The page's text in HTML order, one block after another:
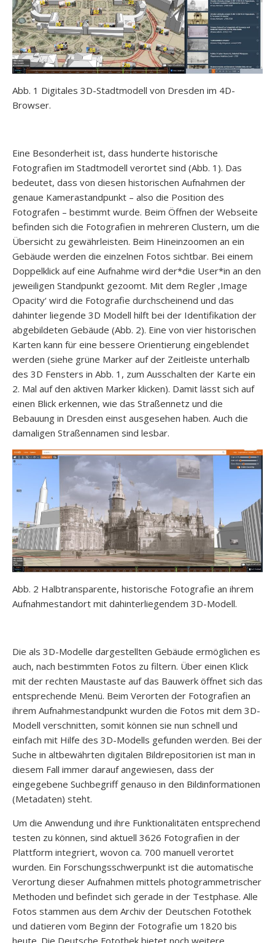
Abb. 1 Digitales 3D-Stadtmodell von Dresden im 4D-
Browser.
Eine Besonderheit ist, dass hunderte historische
Fotografien im Stadtmodell verortet sind (Abb. 1). Das
bedeutet, dass von diesen historischen Aufnahmen der
genaue Kamerastandpunkt – also die Position des
Fotografen – bestimmt wurde. Beim Öffnen der Webseite
befinden sich die Fotografien in mehreren Clustern, um die
Übersicht zu gewährleisten. Beim Hineinzoomen an ein
Gebäude werden die einzelnen Fotos sichtbar. Bei einem
Doppelklick auf eine Aufnahme wird der*die User*in an den
jeweiligen Standpunkt gezoomt. Mit dem Regler ‚Image
Opacity‘ wird die Fotografie durchscheinend und das
dahinter liegende 3D Modell hilft bei der Identifikation der
abgebildeten Gebäude (Abb. 2). Eine von vier historischen
Karten kann für eine bessere Orientierung eingeblendet
werden (siehe grüne Marker auf der Zeitleiste unterhalb
des 3D Fensters in Abb. 1, zum Ausschalten der Karte ein
2. Mal auf den aktiven Marker klicken). Damit lässt sich auf
einen Blick erkennen, wie das Straßennetz und die
Bebauung in Dresden einst ausgesehen haben. Auch die
damaligen Straßennamen sind lesbar.
Abb. 2 Halbtransparente, historische Fotografie an ihrem
Aufnahmestandort mit dahinterliegendem 3D-Modell.
Die als 3D-Modelle dargestellten Gebäude ermöglichen es
auch, nach bestimmten Fotos zu filtern. Über einen Klick
mit der rechten Maustaste auf das Bauwerk öffnet sich das
entsprechende Menü. Beim Verorten der Fotografien an
ihrem Aufnahmestandpunkt wurden die Fotos mit dem 3D-
Modell verschnitten, somit können sie nun schnell und
einfach mit Hilfe des 3D-Modells gefunden werden. Bei der
Suche in altbewährten digitalen Bildrepositorien ist man in
diesem Fall immer darauf angewiesen, dass der
eingegebene Suchbegriff genauso in den Bildinformationen
(Metadaten) steht.
Um die Anwendung und ihre Funktionalitäten entsprechend
testen zu können, sind aktuell 3626 Fotografien in der
Plattform integriert, wovon ca. 700 manuell verortet
wurden. Ein Forschungsschwerpunkt ist die automatische
Verortung dieser Aufnahmen mittels photogrammetrischer
Methoden und befindet sich gerade in der Testphase. Alle
Fotos stammen aus dem Archiv der Deutschen Fotothek
und datieren vom Beginn der Fotografie um 1820 bis
heute. Die Deutsche Fotothek bietet noch weitere